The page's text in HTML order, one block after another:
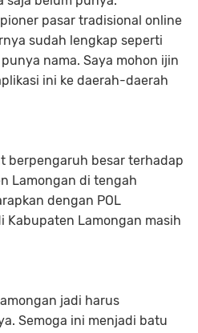
pasar tradisional online
sudah lengkap seperti
nama. Saya mohon ijin
ini ke daerah-daerah
berpengaruh besar terhadap
Lamongan di tengah
dengan POL
Kabupaten Lamongan masih
jadi harus
Semoga ini menjadi batu